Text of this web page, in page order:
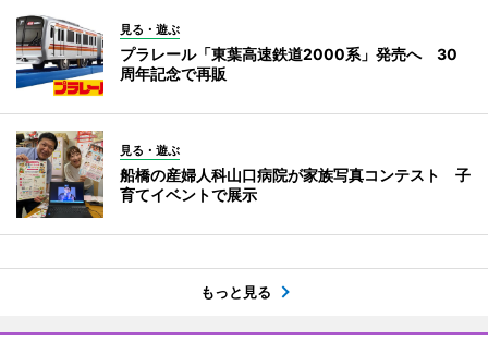
見る・遊ぶ
プラレール「東葉高速鉄道2000系」発売へ 30
周年記念で再販
見る・遊ぶ
船橋の産婦人科山口病院が家族写真コンテスト 子
育てイベントで展示
もっと見る